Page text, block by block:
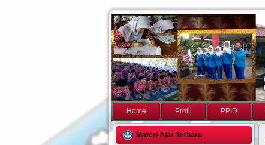
Home Profil PPID
Materi Ajar Terbaru